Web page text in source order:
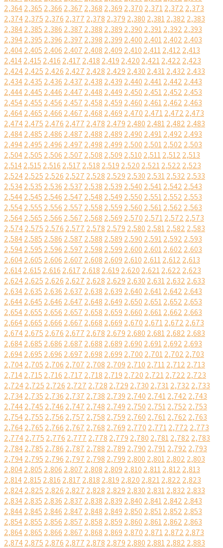
2,3642,365 2,366 2,367 2,368 2,369 2,370 2,3712,372 2,373
2,3742,375 2,376 2,377 2,378 2,379 2,380 2,3812,382 2,383
2,3842,385 2,386 2,387 2,388 2,389 2,390 2,3912,392 2,393
2,3942,395 2,396 2,397 2,398 2,399 2,400 2,4012,402 2,403
2,4042,405 2,406 2,407 2,408 2,409 2,410 2,4112,412 2,413
2,4142,415 2,416 2,417 2,418 2,419 2,420 2,4212,422 2,423
2,4242,425 2,426 2,427 2,428 2,429 2,430 2,4312,432 2,433
2,4342,435 2,436 2,437 2,438 2,439 2,440 2,4412,442 2,443
2,4442,445 2,446 2,447 2,448 2,449 2,450 2,4512,452 2,453
2,4542,455 2,456 2,457 2,458 2,459 2,460 2,4612,462 2,463
2,4642,465 2,466 2,467 2,468 2,469 2,470 2,4712,472 2,473
2,4742,475 2,476 2,477 2,478 2,479 2,480 2,4812,482 2,483
2,4842,485 2,486 2,487 2,488 2,489 2,490 2,4912,492 2,493
2,4942,495 2,496 2,497 2,498 2,499 2,500 2,5012,502 2,503
2,5042,505 2,506 2,507 2,508 2,509 2,510 2,5112,512 2,513
2,5142,515 2,516 2,517 2,518 2,519 2,520 2,5212,522 2,523
2,5242,525 2,526 2,527 2,528 2,529 2,530 2,5312,532 2,533
2,5342,535 2,536 2,537 2,538 2,539 2,540 2,5412,542 2,543
2,5442,545 2,546 2,547 2,548 2,549 2,550 2,5512,552 2,553
2,5542,555 2,556 2,557 2,558 2,559 2,560 2,5612,562 2,563
2,5642,565 2,566 2,567 2,568 2,569 2,570 2,5712,572 2,573
2,5742,575 2,576 2,577 2,578 2,579 2,580 2,5812,582 2,583
2,5842,585 2,586 2,587 2,588 2,589 2,590 2,5912,592 2,593
2,5942,595 2,596 2,597 2,598 2,599 2,600 2,6012,602 2,603
2,6042,605 2,606 2,607 2,608 2,609 2,610 2,6112,612 2,613
2,6142,615 2,616 2,617 2,618 2,619 2,620 2,6212,622 2,623
2,6242,625 2,626 2,627 2,628 2,629 2,630 2,6312,632 2,633
2,6342,635 2,636 2,637 2,638 2,639 2,640 2,6412,642 2,643
2,6442,645 2,646 2,647 2,648 2,649 2,650 2,6512,652 2,653
2,6542,655 2,656 2,657 2,658 2,659 2,660 2,6612,662 2,663
2,6642,665 2,666 2,667 2,668 2,669 2,670 2,6712,672 2,673
2,6742,675 2,676 2,677 2,678 2,679 2,680 2,6812,682 2,683
2,6842,685 2,686 2,687 2,688 2,689 2,690 2,6912,692 2,693
2,6942,695 2,696 2,697 2,698 2,699 2,700 2,7012,702 2,703
2,7042,705 2,706 2,707 2,708 2,709 2,710 2,7112,712 2,713
2,7142,715 2,716 2,717 2,718 2,719 2,720 2,7212,722 2,723
2,7242,725 2,726 2,727 2,728 2,729 2,730 2,7312,732 2,733
2,7342,735 2,736 2,737 2,738 2,739 2,740 2,7412,742 2,743
2,7442,745 2,746 2,747 2,748 2,749 2,750 2,7512,752 2,753
2,7542,755 2,756 2,757 2,758 2,759 2,760 2,7612,762 2,763
2,7642,765 2,766 2,767 2,768 2,769 2,770 2,7712,772 2,773
2,7742,775 2,776 2,777 2,778 2,779 2,780 2,7812,782 2,783
2,7842,785 2,786 2,787 2,788 2,789 2,790 2,7912,792 2,793
2,7942,795 2,796 2,797 2,798 2,799 2,800 2,8012,802 2,803
2,8042,805 2,806 2,807 2,808 2,809 2,810 2,8112,812 2,813
2,8142,815 2,816 2,817 2,818 2,819 2,820 2,8212,822 2,823
2,8242,825 2,826 2,827 2,828 2,829 2,830 2,8312,832 2,833
2,8342,835 2,836 2,837 2,838 2,839 2,840 2,8412,842 2,843
2,8442,845 2,846 2,847 2,848 2,849 2,850 2,8512,852 2,853
2,8542,855 2,856 2,857 2,858 2,859 2,860 2,8612,862 2,863
2,8642,865 2,866 2,867 2,868 2,869 2,870 2,8712,872 2,873
2,8742,875 2,876 2,877 2,878 2,879 2,880 2,8812,882 2,883